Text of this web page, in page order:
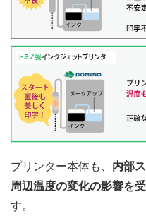
プリンター本体も、 内部
周辺温度の変化の影響を
す。